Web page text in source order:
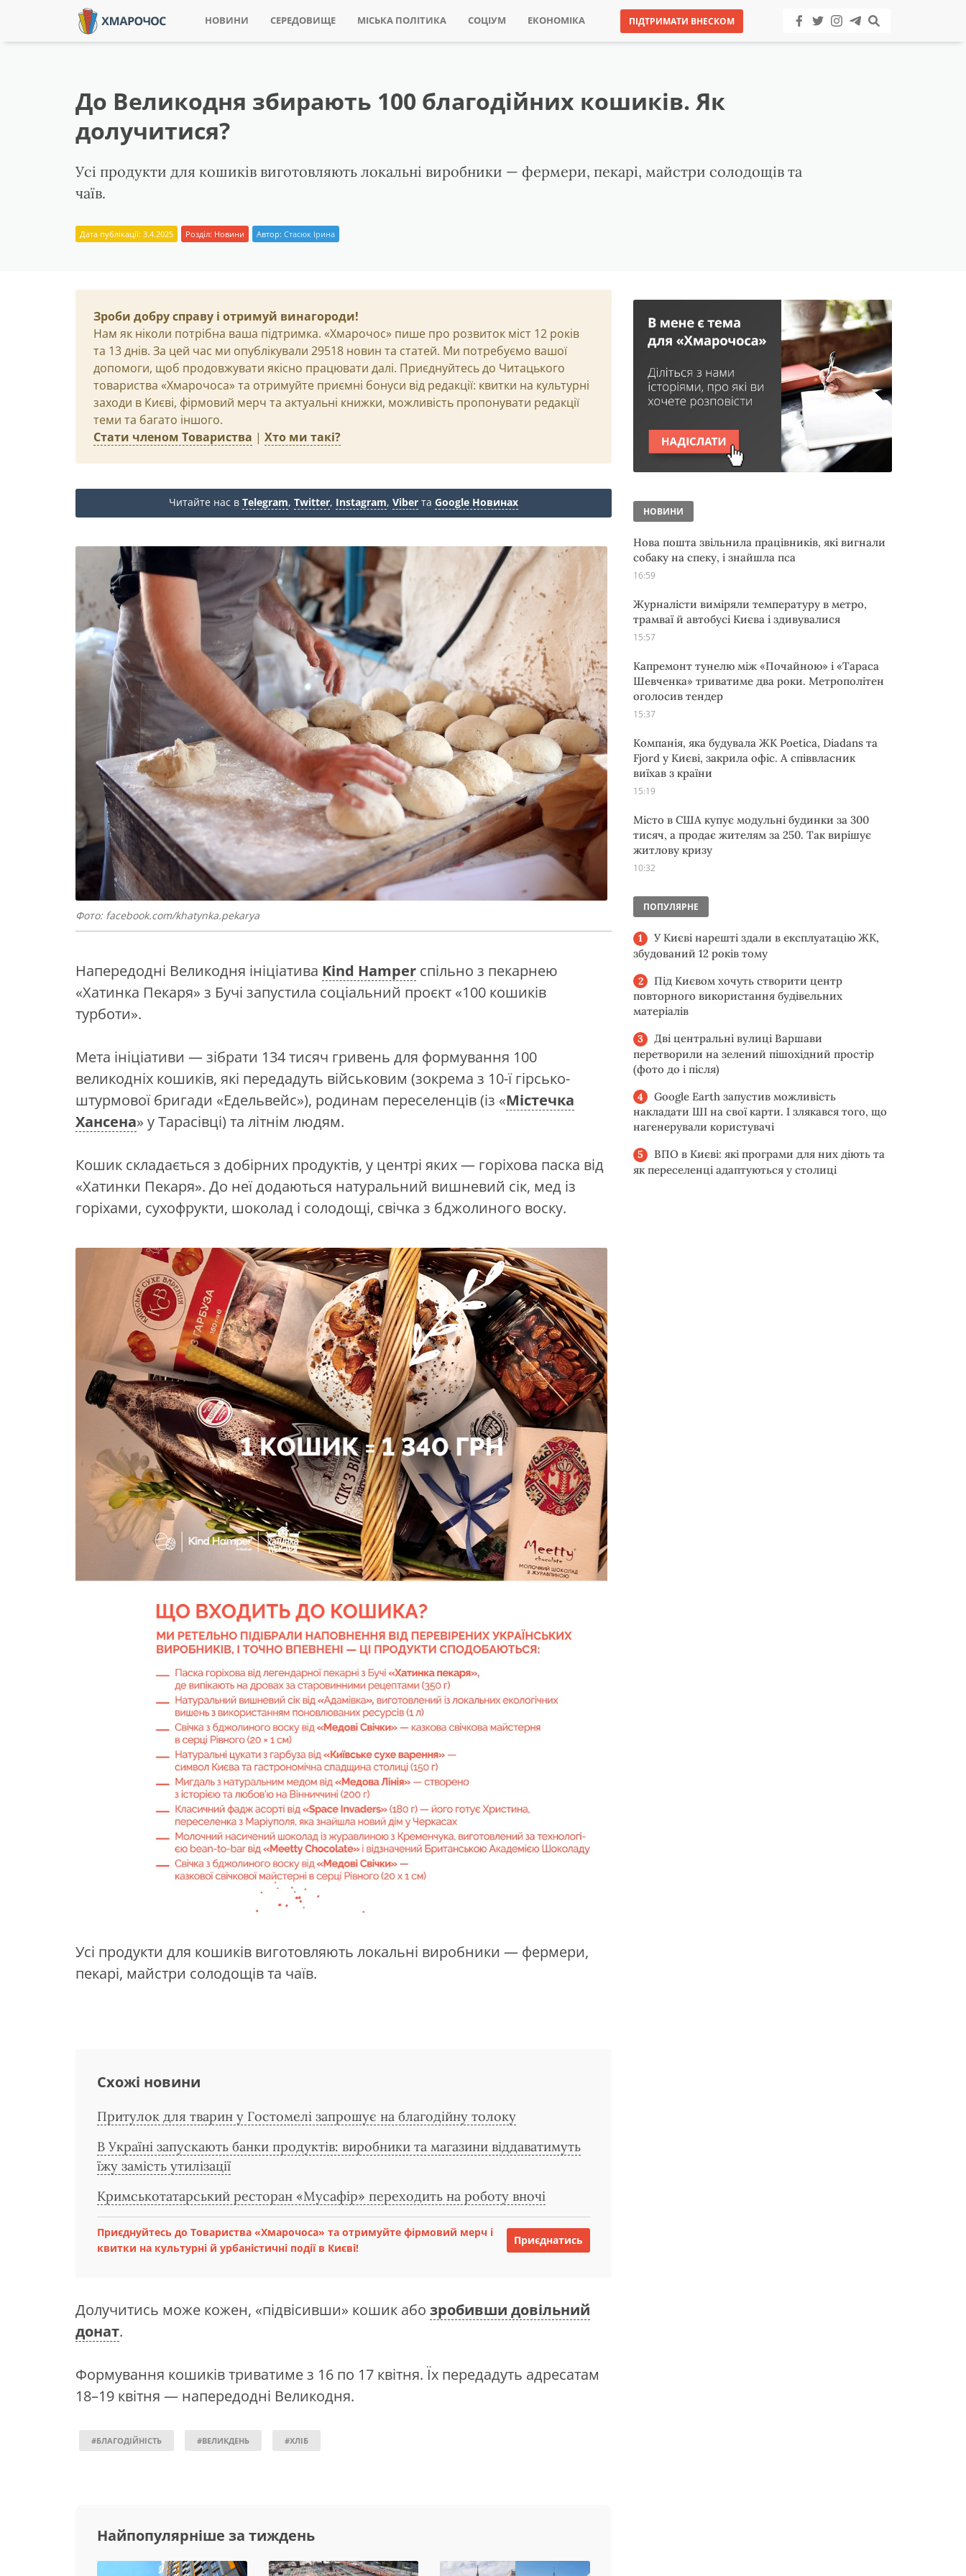
НОВИНИ СЕРЕДОВИЩЕ МІСЬКА ПОЛІТИКА СОЦІУМ ЕКОНОМІКА ПІДТРИМАТИ ВНЕСКОМ
До Великодня збирають 100 благодійних кошиків. Як
долучитися?
Усі продукти для кошиків виготовляють локальні виробники — фермери, пекарі, майстри солодощів та
чаїв.
Дата публікації: 3.4.2025 Розділ: Новини Автор: Стасюк Ірина
Зроби добру справу і отримуй винагороди!
Нам як ніколи потрібна ваша підтримка. «Хмарочос» пише про розвиток міст 12 років
та 13 днів. За цей час ми опублікували 29518 новин та статей. Ми потребуємо вашої
допомоги, щоб продовжувати якісно працювати далі. Приєднуйтесь до Читацького
товариства «Хмарочоса» та отримуйте приємні бонуси від редакції: квитки на культурні
заходи в Києві, фірмовий мерч та актуальні книжки, можливість пропонувати редакції
теми та багато іншого.
Стати членом Товариства | Хто ми такі?
Читайте нас в Telegram, Twitter, Instagram, Viber та Google Новинах
Фото: facebook.com/khatynka.pekarya
Напередодні Великодня ініціатива Kind Hamper спільно з пекарнею
«Хатинка Пекаря» з Бучі запустила соціальний проєкт «100 кошиків
турботи».
Мета ініціативи — зібрати 134 тисяч гривень для формування 100
великодніх кошиків, які передадуть військовим (зокрема з 10-ї гірсько-
штурмової бригади «Едельвейс»), родинам переселенців (із «Містечка
Хансена» у Тарасівці) та літнім людям.
Кошик складається з добірних продуктів, у центрі яких — горіхова паска від
«Хатинки Пекаря». До неї додаються натуральний вишневий сік, мед із
горіхами, сухофрукти, шоколад і солодощі, свічка з бджолиного воску.
Усі продукти для кошиків виготовляють локальні виробники — фермери,
пекарі, майстри солодощів та чаїв.
Схожі новини
Притулок для тварин у Гостомелі запрошує на благодійну толоку
В Україні запускають банки продуктів: виробники та магазини віддаватимуть
їжу замість утилізації
Кримськотатарський ресторан «Мусафір» переходить на роботу вночі
Приєднуйтесь до Товариства «Хмарочоса» та отримуйте фірмовий мерч і
квитки на культурні й урбаністичні події в Києві!
Приєднатись
Долучитись може кожен, «підвісивши» кошик або зробивши довільний
донат.
Формування кошиків триватиме з 16 по 17 квітня. Їх передадуть адресатам
18–19 квітня — напередодні Великодня.
#БЛАГОДІЙНІСТЬ #ВЕЛИКДЕНЬ #ХЛІБ
Найпопулярніше за тиждень
НОВИНИ
Нова пошта звільнила працівників, які вигнали
собаку на спеку, і знайшла пса
16:59
Журналісти виміряли температуру в метро,
трамваї й автобусі Києва і здивувалися
15:57
Капремонт тунелю між «Почайною» і «Тараса
Шевченка» триватиме два роки. Метрополітен
оголосив тендер
15:37
Компанія, яка будувала ЖК Poetica, Diadans та
Fjord у Києві, закрила офіс. А співвласник
виїхав з країни
15:19
Місто в США купує модульні будинки за 300
тисяч, а продає жителям за 250. Так вирішує
житлову кризу
10:32
ПОПУЛЯРНЕ
У Києві нарешті здали в експлуатацію ЖК,
збудований 12 років тому
Під Києвом хочуть створити центр
повторного використання будівельних
матеріалів
Дві центральні вулиці Варшави
перетворили на зелений пішохідний простір
(фото до і після)
Google Earth запустив можливість
накладати ШІ на свої карти. І злякався того, що
нагенерували користувачі
ВПО в Києві: які програми для них діють та
як переселенці адаптуються у столиці